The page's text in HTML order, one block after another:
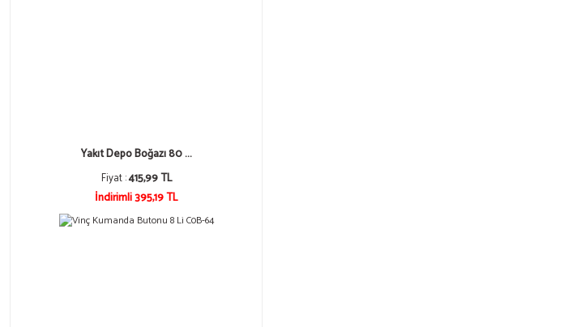
Yakıt Depo Boğazı 80 ...
Fiyat :415,99 TL
İndirimli 395,19 TL